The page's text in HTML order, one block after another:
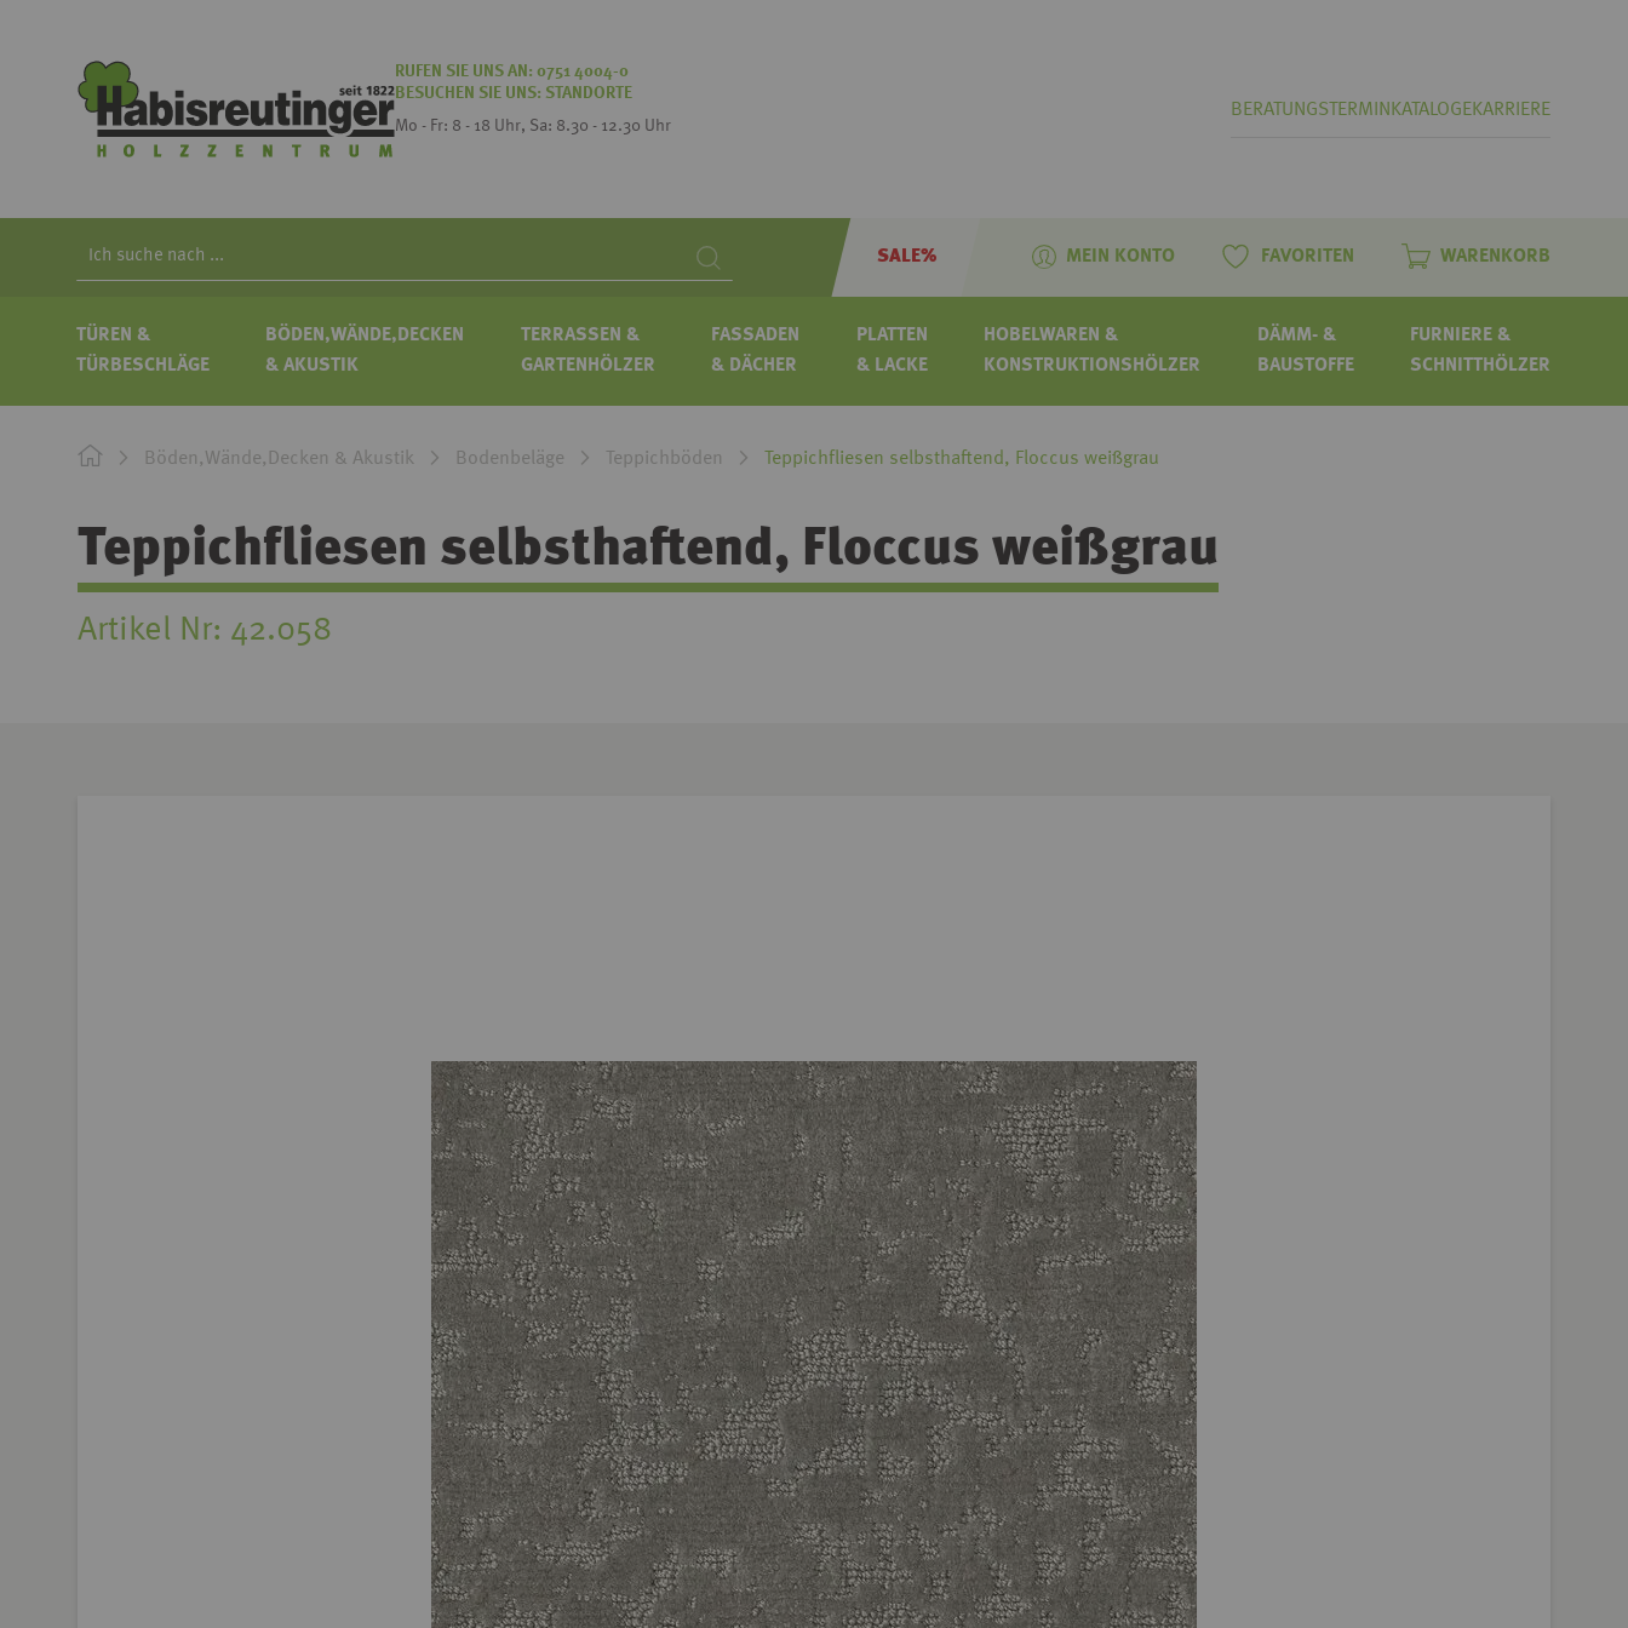
RUFEN SIE UNS AN: 0751 4004-0
BESUCHEN SIE UNS: STANDORTE
Mo - Fr: 8 - 18 Uhr, Sa: 8.30 - 12.30 Uhr
BERATUNGSTERMIN KATALOGEKARRIERE
Search
SALE% MEIN KONTO FAVORITEN WARENKORB
TÜREN &
TÜRBESCHLÄGE
BÖDEN,WÄNDE,DECKEN
& AKUSTIK
TERRASSEN &
GARTENHÖLZER
FASSADEN
& DÄCHER
PLATTEN
& LACKE
HOBELWAREN &
KONSTRUKTIONSHÖLZER
DÄMM- &
BAUSTOFFE
FURNIERE &
SCHNITTHÖLZER
Böden,Wände,Decken & Akustik Bodenbeläge Teppichböden Teppichfliesen selbsthaftend, Floccus weißgrau
Teppichfliesen selbsthaftend, Floccus weißgrau
Artikel Nr 42.058